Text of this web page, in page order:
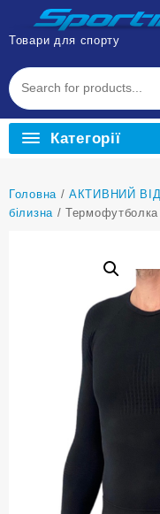
Перейти
вмісту
Товари для спорту
Категорії
Головна /АКТИВНИЙ
білизна / Термофутболка